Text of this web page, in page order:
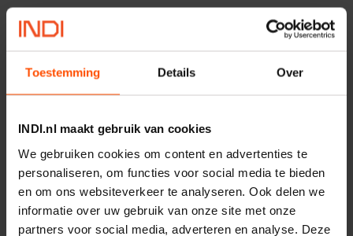
Toestemming Details Over
INDI.nl maakt gebruik van cookies
We gebruiken cookies om content en advertenties te
personaliseren, om functies voor social media te bieden
en om ons websiteverkeer te analyseren. Ook delen we
informatie over uw gebruik van onze site met onze
partners voor social media, adverteren en analyse. Deze
Merknaam:Facom
− EA +
Controleer voorraad